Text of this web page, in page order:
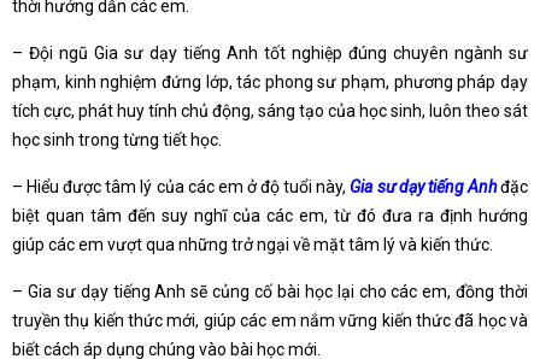
thời hướng dẫn các em.
– Đội ngũ Gia sư dạy tiếng Anh tốt nghiệp đúng chuyên ngành sư
phạm, kinh nghiệm đứng lớp, tác phong sư phạm, phương pháp dạy
tích cực, phát huy tính chủ động, sáng tạo của học sinh, luôn theo sát
học sinh trong từng tiết học.
– Hiểu được tâm lý của các em ở độ tuổi này, Gia sư dạy tiếng Anhđặc
biệt quan tâm đến suy nghĩ của các em, từ đó đưa ra định hướng
giúp các em vượt qua những trở ngại về mặt tâm lý và kiến thức.
– Gia sư dạy tiếng Anh sẽ củng cố bài học lại cho các em, đồng thời
truyền thụ kiến thức mới, giúp các em nắm vững kiến thức đã học và
biết cách áp dụng chúng vào bài học mới.